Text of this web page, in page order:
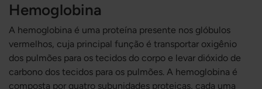
Hemoglobina
A hemoglobina é uma proteína presente nos glóbulos
vermelhos, cuja principal função é transportar oxigênio
dos pulmões para os tecidos do corpo e levar dióxido de
carbono dos tecidos para os pulmões. A hemoglobina é
composta por quatro subunidades proteicas, cada uma